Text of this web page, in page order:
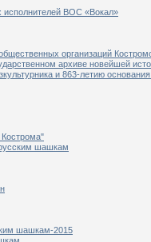
исполнителей ВОС «Вокал»
организаций
архиве новейшей
и 863-летию основания
Кострома"
шашкам
шашкам-2015